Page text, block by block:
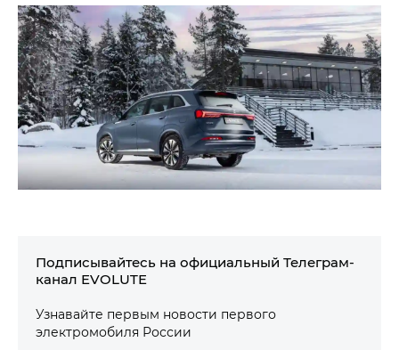
Подписывайтесь на официальный Телеграм-
канал EVOLUTE
Узнавайте первым новости первого
электромобиля России